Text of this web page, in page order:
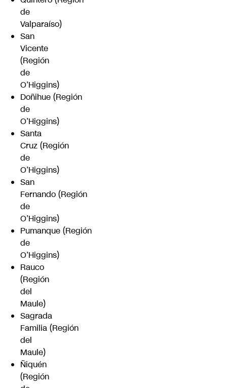
de
Valparaíso)
San
Vicente
(Región
de
O’Higgins)
Doñihue (Región
de
O’Higgins)
Santa
Cruz (Región
de
O’Higgins)
San
Fernando (Región
de
O’Higgins)
Pumanque (Región
de
O’Higgins)
Rauco
(Región
del
Maule)
Sagrada
Familia (Región
del
Maule)
Ñiquén
(Región